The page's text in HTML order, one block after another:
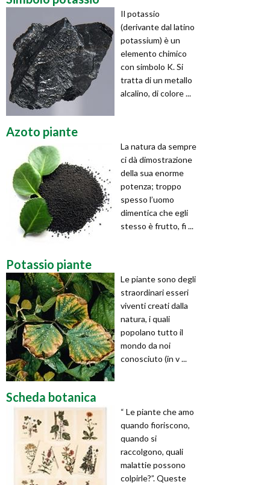
Il potassio
(derivante dal latino
potassium) è un
elemento chimico
con simbolo K. Si
tratta di un metallo
alcalino, di colore ...
Azoto piante
La natura da sempre
ci dà dimostrazione
della sua enorme
potenza; troppo
spesso l’uomo
dimentica che egli
stesso è frutto, fi ...
Potassio piante
Le piante sono degli
straordinari esseri
viventi creati dalla
natura, i quali
popolano tutto il
mondo da noi
conosciuto (in v ...
Scheda botanica
“ Le piante che amo
quando fioriscono,
quando si
raccolgono, quali
malattie possono
colpirle?”. Queste